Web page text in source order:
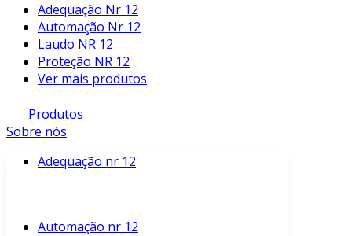
Adequação Nr 12
Automação Nr 12
Laudo NR 12
Proteção NR 12
Ver mais produtos
Produtos
Sobre nós
Adequação nr 12
Automação nr 12